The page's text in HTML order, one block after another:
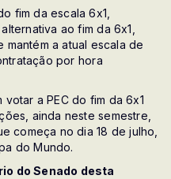
fim da escala 6x1,
ao fim da 6x1,
a atual escala de
por hora
a PEC do fim da 6x1
ainda neste semestre,
começa no dia 18 de julho,
do Mundo.
do Senado desta